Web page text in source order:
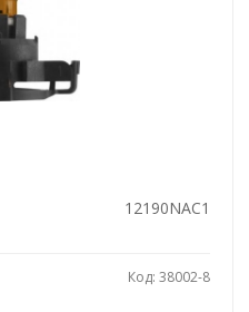
12190NAC1
Код: 38002-8